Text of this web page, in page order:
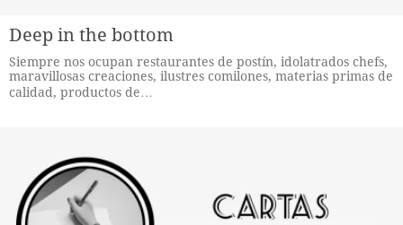
Deep in the bottom
Siempre nos ocupan restaurantes de postín, idolatrados chefs,
maravillosas creaciones, ilustres comilones, materias primas de
calidad, productos de…